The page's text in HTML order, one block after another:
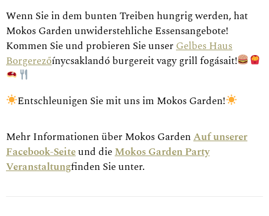
Wenn Sie in dem bunten Treiben hungrig werden, hat
Mokos Garden unwiderstehliche Essensangebote!
Kommen Sie und probieren Sie unserGelbes Haus
Borgerezőínycsaklandó burgereit vagy grill fogásait!
Entschleunigen Sie mit uns im Mokos Garden!
Mehr Informationen über Mokos GardenAuf unserer
Facebook-Seiteund dieMokos Garden Party
Veranstaltungfinden Sie unter.